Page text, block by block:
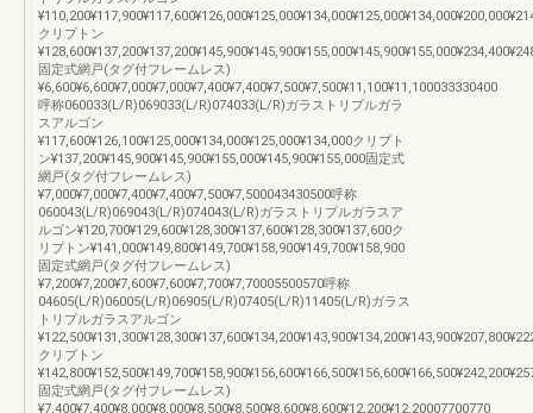
クリプトン
固定式網戸(タグ付フレームレス)
¥6,600¥6,600¥7,000¥7,000¥7,400¥7,400¥7,500¥7,500¥11,100¥11,100033330400
呼称060033(L/R)069033(L/R)074033(L/R)ガラストリプルガラ
スアルゴン
¥117,600¥126,100¥125,000¥134,000¥125,000¥134,000クリプト
ン¥137,200¥145,900¥145,900¥155,000¥145,900¥155,000固定式
網戸(タグ付フレームレス)
¥7,000¥7,000¥7,400¥7,400¥7,500¥7,500043430500呼称
060043(L/R)069043(L/R)074043(L/R)ガラストリプルガラスア
ルゴン¥120,700¥129,600¥128,300¥137,600¥128,300¥137,600ク
リプトン¥141,000¥149,800¥149,700¥158,900¥149,700¥158,900
固定式網戸(タグ付フレームレス)
¥7,200¥7,200¥7,600¥7,600¥7,700¥7,70005500570呼称
04605(L/R)06005(L/R)06905(L/R)07405(L/R)11405(L/R)ガラス
トリプルガラスアルゴン
クリプトン
固定式網戸(タグ付フレームレス)
¥7,400¥7,400¥8,000¥8,000¥8,500¥8,500¥8,600¥8,600¥12,200¥12,20007700770